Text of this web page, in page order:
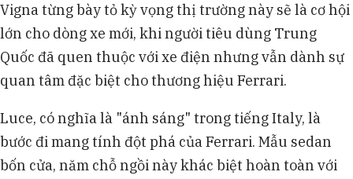
Vigna từng bày tỏ kỳ vọng thị trường này sẽ là cơ hội
lớn cho dòng xe mới, khi người tiêu dùng Trung
Quốc đã quen thuộc với xe điện nhưng vẫn dành sự
quan tâm đặc biệt cho thương hiệu Ferrari.
Luce, có nghĩa là "ánh sáng" trong tiếng Italy, là
bước đi mang tính đột phá của Ferrari. Mẫu sedan
bốn cửa, năm chỗ ngồi này khác biệt hoàn toàn với